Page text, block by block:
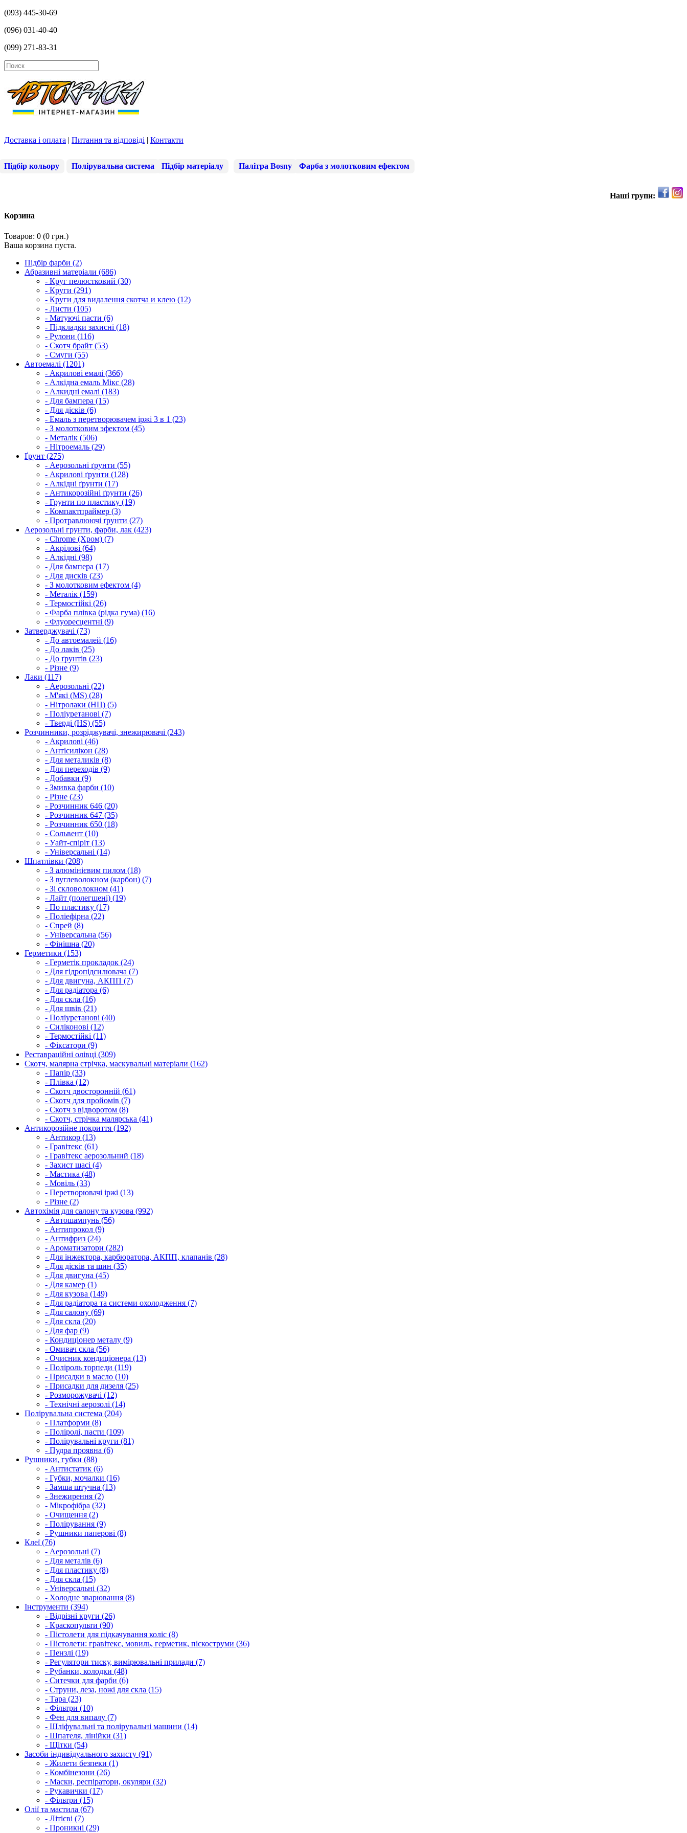
(093) 445-30-69
(096) 031-40-40
(099) 271-83-31
Доставка і оплата | Питання та відповіді | Контакти
Підбір кольору Полірувальна система Підбір матеріалу Палітра Bosny Фарба з молотковим ефектом
Наші групи:
Корзина
Товаров: 0 (0 грн.)
Ваша корзина пуста.
Підбір фарби (2)
Абразивні матеріали (686)
- Круг пелюстковий (30)
- Круги (291)
- Круги для видалення скотча и клею (12)
- Листи (105)
- Матуючі пасти (6)
- Підкладки захисні (18)
- Рулони (116)
- Скотч брайт (53)
- Смуги (55)
Автоемалі (1201)
- Акрилові емалі (366)
- Алкідна емаль Мікс (28)
- Алкидні емалі (183)
- Для бампера (15)
- Для дісків (6)
- Емаль з перетворювачем іржі 3 в 1 (23)
- З молотковим эфектом (45)
- Металік (506)
- Нітроемаль (29)
Ґрунт (275)
- Аерозольні ґрунти (55)
- Акрилові ґрунти (128)
- Алкідні ґрунти (17)
- Антикорозійні ґрунти (26)
- Грунти по пластику (19)
- Компактпраймер (3)
- Протравлюючі ґрунти (27)
Аерозольні грунти, фарби, лак (423)
- Chrome (Хром) (7)
- Акрілові (64)
- Алкідні (98)
- Для бампера (17)
- Для дисків (23)
- З молотковим ефектом (4)
- Металік (159)
- Термостійкі (26)
- Фарба плівка (рідка гума) (16)
- Флуоресцентні (9)
Затверджувачі (73)
- До автоемалей (16)
- До лаків (25)
- До ґрунтів (23)
- Різне (9)
Лаки (117)
- Аерозольні (22)
- М'які (MS) (28)
- Нітролаки (НЦ) (5)
- Поліуретанові (7)
- Тверді (HS) (55)
Розчинники, розріджувачі, знежирювачі (243)
- Акрилові (46)
- Антісилікон (28)
- Для металиків (8)
- Для переходів (9)
- Добавки (9)
- Змивка фарби (10)
- Різне (23)
- Розчинник 646 (20)
- Розчинник 647 (35)
- Розчинник 650 (18)
- Сольвент (10)
- Уайт-спіріт (13)
- Універсальні (14)
Шпатлівки (208)
- З алюмінієвим пилом (18)
- З вуглеволокном (карбон) (7)
- Зі скловолокном (41)
- Лайт (полегшені) (19)
- По пластику (17)
- Поліефірна (22)
- Спрей (8)
- Універсальна (56)
- Фінішна (20)
Герметики (153)
- Герметік прокладок (24)
- Для гідропідсилювача (7)
- Для двигуна, АКПП (7)
- Для радіатора (6)
- Для скла (16)
- Для швів (21)
- Поліуретанові (40)
- Силіконові (12)
- Термостійкі (11)
- Фіксатори (9)
Реставраційні олівці (309)
Скотч, малярна стрічка, маскувальні матеріали (162)
- Папір (33)
- Плівка (12)
- Скотч двосторонній (61)
- Скотч для пройомів (7)
- Скотч з відворотом (8)
- Скотч, стрічка малярська (41)
Антикорозійне покриття (192)
- Антикор (13)
- Гравітекс (61)
- Гравітекс аерозольний (18)
- Захист шасі (4)
- Мастика (48)
- Мовіль (33)
- Перетворювачі іржі (13)
- Різне (2)
Автохімія для салону та кузова (992)
- Автошампунь (56)
- Антипрокол (9)
- Антифриз (24)
- Ароматизатори (282)
- Для інжектора, карбюратора, АКПП, клапанів (28)
- Для дісків та шин (35)
- Для двигуна (45)
- Для камер (1)
- Для кузова (149)
- Для радіатора та системи охолодження (7)
- Для салону (69)
- Для скла (20)
- Для фар (9)
- Кондиціонер металу (9)
- Омивач скла (56)
- Очисник кондиціонера (13)
- Поліроль торпеди (119)
- Присадки в масло (10)
- Присадки для дизеля (25)
- Розморожувачі (12)
- Технічні аерозолі (14)
Полірувальна система (204)
- Платформи (8)
- Поліролі, пасти (109)
- Полірувальні круги (81)
- Пудра проявна (6)
Рушники, губки (88)
- Антистатик (6)
- Губки, мочалки (16)
- Замша штучна (13)
- Знежирення (2)
- Мікрофібра (32)
- Очищення (2)
- Полірування (9)
- Рушники паперові (8)
Клеї (76)
- Аерозольні (7)
- Для металів (6)
- Для пластику (8)
- Для скла (15)
- Універсальні (32)
- Холодне зварювання (8)
Інструменти (394)
- Відрізні круги (26)
- Краскопульти (90)
- Пістолети для підкачування коліс (8)
- Пістолети: гравітекс, мовиль, герметик, піскоструми (36)
- Пензлі (19)
- Регулятори тиску, вимірювальні прилади (7)
- Рубанки, колодки (48)
- Ситечки для фарби (6)
- Струни, леза, ножі для скла (15)
- Тара (23)
- Фільтри (10)
- Фен для випалу (7)
- Шліфувальні та полірувальні машини (14)
- Шпателя, лінійки (31)
- Щітки (54)
Засоби індивідуального захисту (91)
- Жилети безпеки (1)
- Комбінезони (26)
- Маски, респіратори, окуляри (32)
- Рукавички (17)
- Фільтри (15)
Олії та мастила (67)
- Літієві (7)
- Проникні (29)